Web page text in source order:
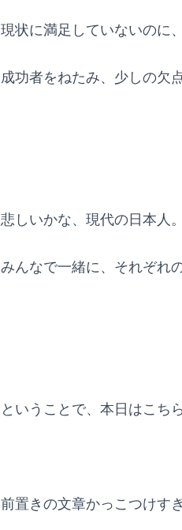
現状に満足していないのに
成功者をねたみ、少しの欠
悲しいかな、現代の日本人。
みんなで一緒に、それぞれ
ということで、本日はこち
前置きの文章かっこつけす